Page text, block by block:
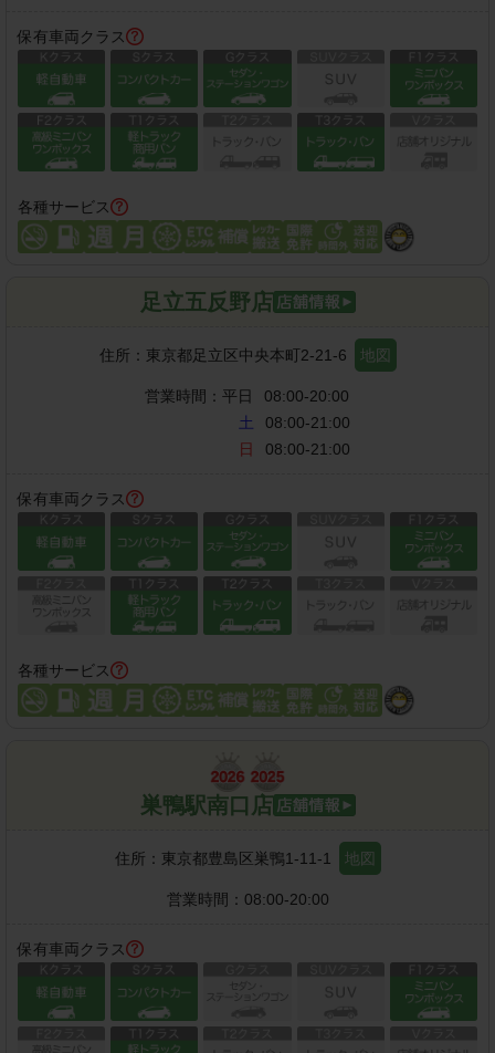
保有車両クラス
各種サービス
足立五反野店
住所： 東京都足立区中央本町2-21-6 地図
営業時間： 平日
08:00-20:00
土
08:00-21:00
日
08:00-21:00
保有車両クラス
各種サービス
巣鴨駅南口店
住所： 東京都豊島区巣鴨1-11-1 地図
営業時間： 08:00-20:00
保有車両クラス